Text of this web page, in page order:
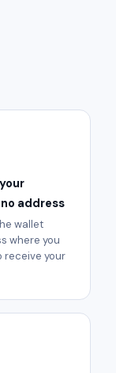
address
wallet
where you
receive your